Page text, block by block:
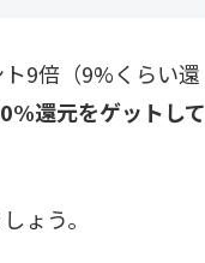
9倍（9%くらい還
還元をゲットして
ょう。